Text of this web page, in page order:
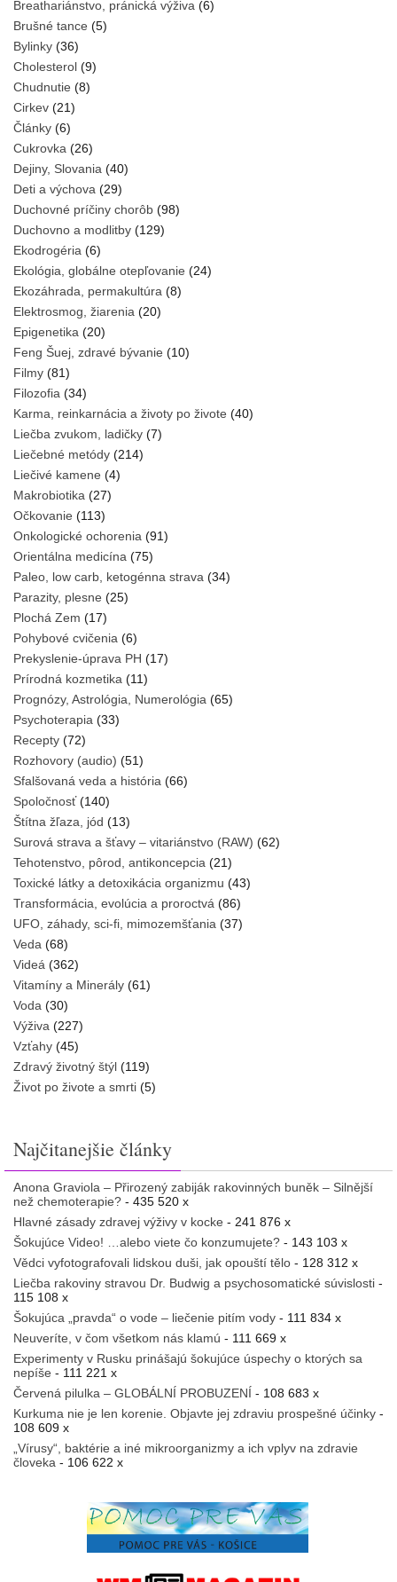
Breathariánstvo, pránická výživa (6)
Brušné tance (5)
Bylinky (36)
Cholesterol (9)
Chudnutie (8)
Cirkev (21)
Články (6)
Cukrovka (26)
Dejiny, Slovania (40)
Deti a výchova (29)
Duchovné príčiny chorôb (98)
Duchovno a modlitby (129)
Ekodrogéria (6)
Ekológia, globálne otepľovanie (24)
Ekozáhrada, permakultúra (8)
Elektrosmog, žiarenia (20)
Epigenetika (20)
Feng Šuej, zdravé bývanie (10)
Filmy (81)
Filozofia (34)
Karma, reinkarnácia a životy po živote (40)
Liečba zvukom, ladičky (7)
Liečebné metódy (214)
Liečivé kamene (4)
Makrobiotika (27)
Očkovanie (113)
Onkologické ochorenia (91)
Orientálna medicína (75)
Paleo, low carb, ketogénna strava (34)
Parazity, plesne (25)
Plochá Zem (17)
Pohybové cvičenia (6)
Prekyslenie-úprava PH (17)
Prírodná kozmetika (11)
Prognózy, Astrológia, Numerológia (65)
Psychoterapia (33)
Recepty (72)
Rozhovory (audio) (51)
Sfalšovaná veda a história (66)
Spoločnosť(140)
Štítna žľaza, jód (13)
Surová strava a šťavy – vitariánstvo (RAW) (62)
Tehotenstvo, pôrod, antikoncepcia (21)
Toxické látky a detoxikácia organizmu (43)
Transformácia, evolúcia a proroctvá (86)
UFO, záhady, sci-fi, mimozemšťania (37)
Veda (68)
Videá (362)
Vitamíny a Minerály (61)
Voda (30)
Výživa (227)
Vzťahy (45)
Zdravý životný štýl (119)
Život po živote a smrti (5)
Najčitanejšie články
Anona Graviola – Přirozený zabiják rakovinných buněk – Silnější
než chemoterapie? - 435 520 x
Hlavné zásady zdravej výživy v kocke - 241 876 x
Šokujúce Video! …alebo viete čo konzumujete? - 143 103 x
Vědci vyfotografovali lidskou duši, jak opouští tělo - 128 312 x
Liečba rakoviny stravou Dr. Budwig a psychosomatické súvislosti -
115 108 x
Šokujúca „pravda“ o vode – liečenie pitím vody - 111 834 x
Neuveríte, v čom všetkom nás klamú - 111 669 x
Experimenty v Rusku prinášajú šokujúce úspechy o ktorých sa
nepíše - 111 221 x
Červená pilulka – GLOBÁLNÍ PROBUZENÍ - 108 683 x
Kurkuma nie je len korenie. Objavte jej zdraviu prospešné účinky -
108 609 x
„Vírusy“, baktérie a iné mikroorganizmy a ich vplyv na zdravie
človeka - 106 622 x